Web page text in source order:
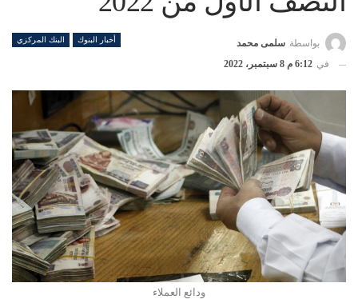
أخبار البنوك البنك المركزي بواسطة سلمى محمد
في 6:12 م 8 سبتمبر، 2022
ودائع العملاء